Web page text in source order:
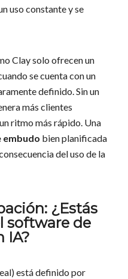
uso constante y se
Clay solo ofrecen un
se cuenta con un
definido. Sin un
más clientes
ritmo más rápido. Una
embudo bien planificada
del uso de la
¿Estás
software de
IA?
está definido por